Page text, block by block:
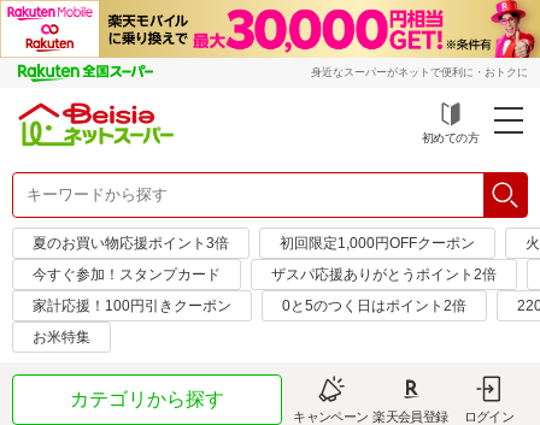
身近なスーパーがネットで便利に・おトクに
初めての方
夏のお買い物応援ポイント3倍 初回限定1,000円OFFクーポン
今すぐ参加！スタンプカード
ザスパ応援ありがとうポイント2倍
家計応援！100円引きクーポン
0と5のつく日はポイント2倍
お米特集
カテゴリから探す
キャンペーン 楽天会員登録 ログイン